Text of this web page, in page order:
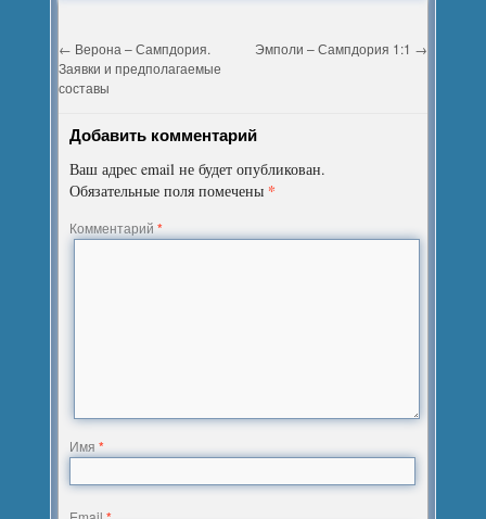
← Верона – Сампдория.
Заявки и предполагаемые
составы
Эмполи – Сампдория 1:1 →
Добавить комментарий
Ваш адрес email не будет опубликован.
Обязательные поля помечены *
Комментарий*
Имя*